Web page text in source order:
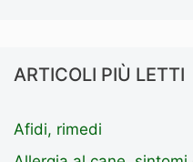
ARTICOLI PIÙ LETTI
Afidi, rimedi